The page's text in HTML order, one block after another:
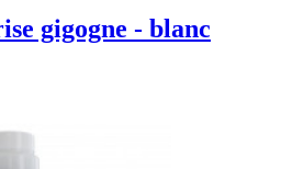
gigogne - blanc